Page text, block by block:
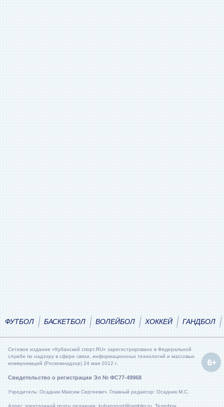
ФУТБОЛ БАСКЕТБОЛ ВОЛЕЙБОЛ ХОККЕЙ ГАНДБОЛ
Сетевое издание «Кубанский спорт.RU» зарегистрировано в Федеральной
службе по надзору в сфере связи, информационных технологий и массовых
коммуникаций (Роскомнадзор) 24 мая 2012 г.
Свидетельство о регистрации Эл № ФС77-49968
Учредитель: Осадник Максим Сергеевич. Главный редактор: Осадник М.С.
Адрес электронной почты редакции: kubansport@rambler.ru. Телефон